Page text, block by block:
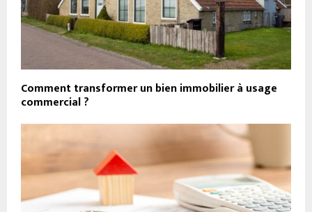
Comment transformer un bien immobilier à usage
commercial ?